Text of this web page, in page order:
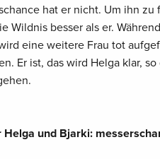
hat er nicht. Um ihn
Wildnis besser als er.
eine weitere Frau tot
Er ist, das wird Helga klar,
Helga und Bjarki: